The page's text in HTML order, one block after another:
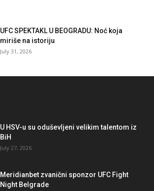
UFC SPEKTAKL U BEOGRADU: Noć koja
miriše na istoriju
July 31, 2026
U HSV-u su oduševljeni velikim talentom iz
BiH
July 27, 2026
Meridianbet zvanični sponzor UFC Fight
Night Belgrade